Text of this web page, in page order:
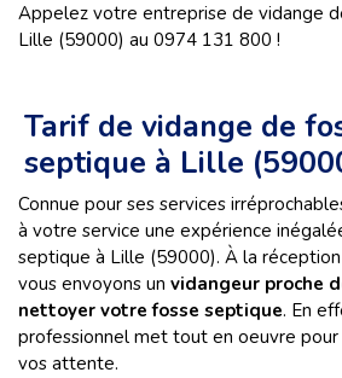
Appelez votre entreprise de vidange
Lille (59000) au 0974 131 800 !
Tarif de vidange de
septique à Lille
Connue pour ses services
à votre service une expérience
septique à Lille (59000). À la
vous envoyons un vidangeur proche
nettoyer votre fosse septique. En
professionnel met tout en oeuvre
vos attente.